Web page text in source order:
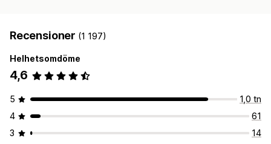
Recensioner (1 197)
Helhetsomdöme
4,6
5
1,0 tn
4
61
3
14